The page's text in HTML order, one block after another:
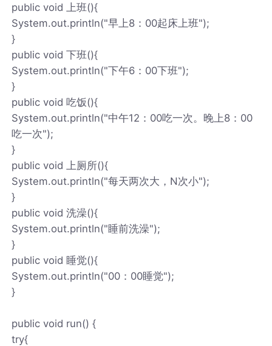
public void 上班(){
System.out.println("早上8：00起床上班");
}
public void 下班(){
System.out.println("下午6：00下班");
}
public void 吃饭(){
System.out.println("中午12：00吃一次。晚上8：00
吃一次");
}
public void 上厕所(){
System.out.println("每天两次大，N次小");
}
public void 洗澡(){
System.out.println("睡前洗澡");
}
public void 睡觉(){
System.out.println("00：00睡觉");
}
public void run() {
try{